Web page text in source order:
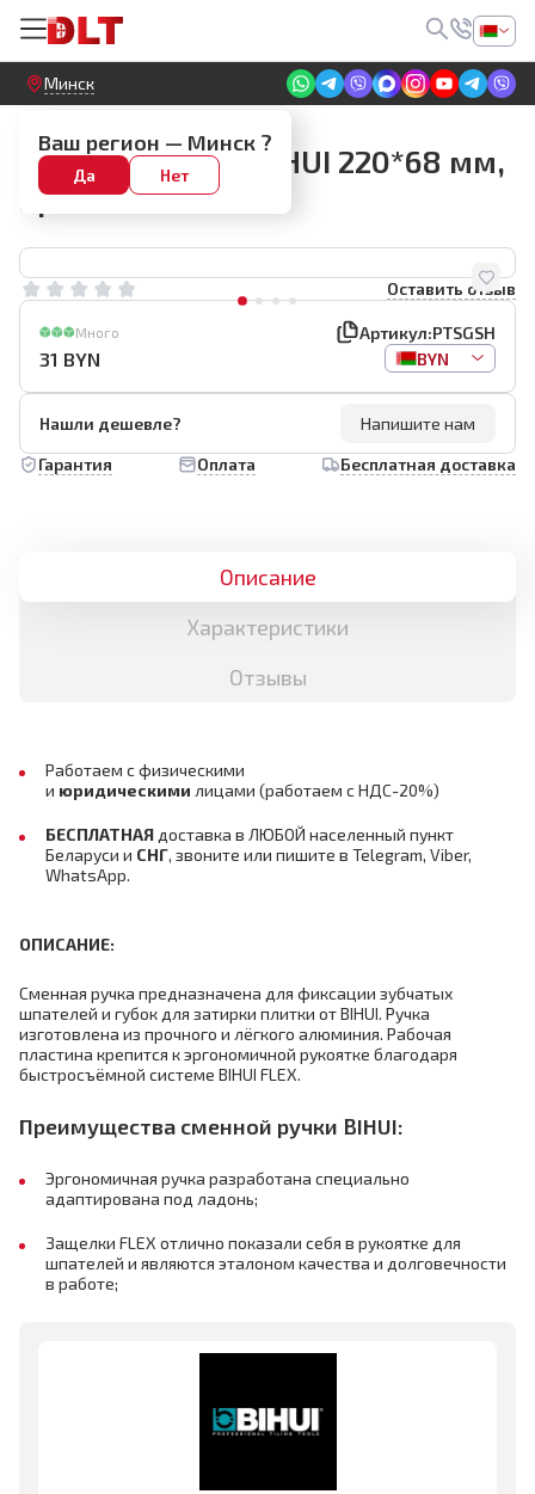
Круглосуточный! Прием заявок на сайте
Минск
Ваш регион — Минск ?
Да Нет
Зубчатые шпатели (гребенки)
Ручка сменная BIHUI 220*68 мм,
арт.PTSGSH
Оставить отзыв
Много Артикул:PTSGSH
31 BYN BYN
Нашли дешевле?
Напишите нам
Гарантия
Оплата Бесплатная доставка
Описание
Характеристики
Отзывы
Работаем с физическими
и юридическими лицами (работаем с НДС-20%)
БЕСПЛАТНАЯ доставка в ЛЮБОЙ населенный пункт
Беларуси и СНГ, звоните или пишите в Telegram, Viber,
WhatsApp.
ОПИСАНИЕ:
Сменная ручка предназначена для фиксации зубчатых
шпателей и губок для затирки плитки от BIHUI. Ручка
изготовлена из прочного и лёгкого алюминия. Рабочая
пластина крепится к эргономичной рукоятке благодаря
быстросъёмной системе BIHUI FLEX.
Преимущества сменной ручки BIHUI:
Эргономичная ручка разработана специально
адаптирована под ладонь;
Защелки FLEX отлично показали себя в рукоятке для
шпателей и являются эталоном качества и долговечности
в работе;